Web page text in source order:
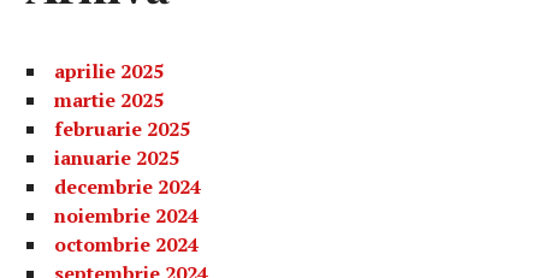
aprilie 2025
martie 2025
februarie 2025
ianuarie 2025
decembrie 2024
noiembrie 2024
octombrie 2024